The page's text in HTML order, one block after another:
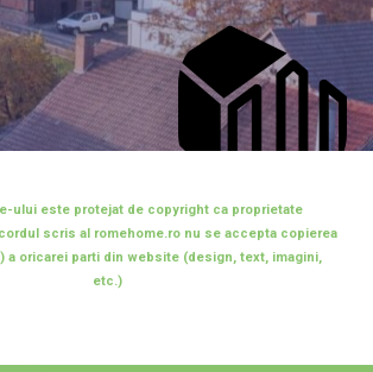
ului este protejat de copyright ca proprietate
scris al romehome.ro nu se accepta copierea
a oricarei parti din website (design, text, imagini,
etc.)